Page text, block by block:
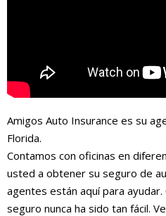
Amigos Auto Insurance es su
Florida.
Contamos con oficinas en
usted a obtener su seguro de
agentes están aquí para
seguro nunca ha sido tan fácil.